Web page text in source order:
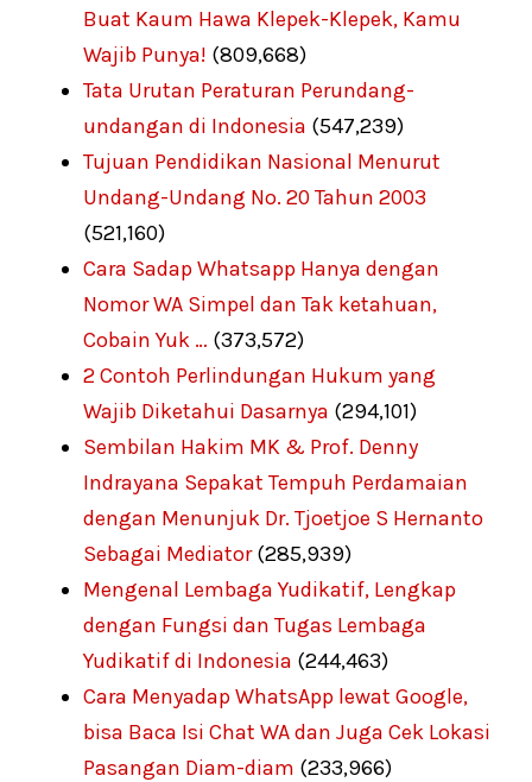
Buat Kaum Hawa Klepek-Klepek, Kamu
Wajib Punya! (809,668)
Tata Urutan Peraturan Perundang-
undangan di Indonesia (547,239)
Tujuan Pendidikan Nasional Menurut
Undang-Undang No. 20 Tahun 2003
(521,160)
Cara Sadap Whatsapp Hanya dengan
Nomor WA Simpel dan Tak ketahuan,
Cobain Yuk … (373,572)
2 Contoh Perlindungan Hukum yang
Wajib Diketahui Dasarnya (294,101)
Sembilan Hakim MK & Prof. Denny
Indrayana Sepakat Tempuh Perdamaian
dengan Menunjuk Dr. Tjoetjoe S Hernanto
Sebagai Mediator (285,939)
Mengenal Lembaga Yudikatif, Lengkap
dengan Fungsi dan Tugas Lembaga
Yudikatif di Indonesia (244,463)
Cara Menyadap WhatsApp lewat Google,
bisa Baca Isi Chat WA dan Juga Cek Lokasi
Pasangan Diam-diam (233,966)